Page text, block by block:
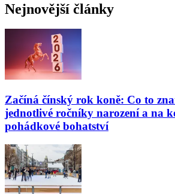
Nejnovější články
Začíná čínský rok koně: Co to
jednotlivé ročníky narození a na
pohádkové bohatství